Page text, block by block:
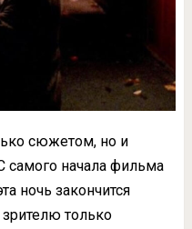
сюжетом, но и
самого начала фильма
ночь закончится
только